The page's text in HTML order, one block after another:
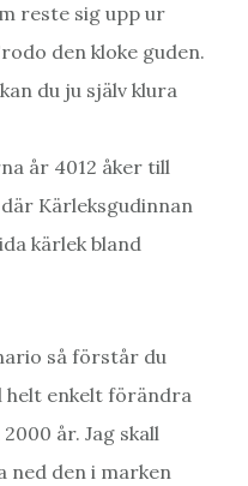
reste sig upp ur
den kloke guden.
du ju själv klura
år 4012 åker till
Kärleksgudinnan
kärlek bland
så förstår du
helt enkelt förändra
år. Jag skall
ned den i marken